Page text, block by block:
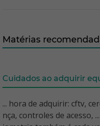
Matérias
Cuidados ao adquirir
... hora de adquirir: cftv,
nça, controles de acesso,